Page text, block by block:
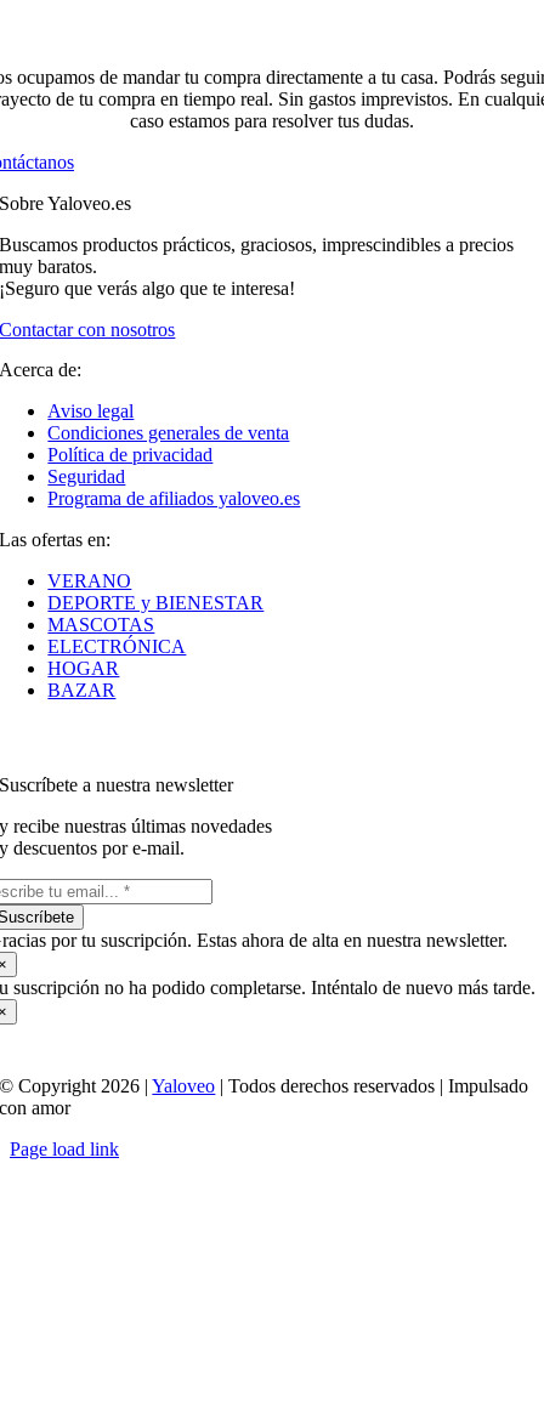
ocupamos de mandar tu compra directamente a tu casa. Podrás
de tu compra en tiempo real. Sin gastos imprevistos. En
caso estamos para resolver tus dudas.
Sobre Yaloveo.es
Buscamos productos prácticos, graciosos, imprescindibles a precios
muy baratos.
¡Seguro que verás algo que te interesa!
Contactar con nosotros
Acerca de:
Aviso legal
Condiciones generales de venta
Política de privacidad
Seguridad
Programa de afiliados yaloveo.es
Las ofertas en:
VERANO
DEPORTE y BIENESTAR
MASCOTAS
ELECTRÓNICA
HOGAR
BAZAR
Suscríbete a nuestra newsletter
y recibe nuestras últimas novedades
y descuentos por e-mail.
por tu suscripción. Estas ahora de alta en nuestra newsletter.
suscripción no ha podido completarse. Inténtalo de nuevo más tarde.
© Copyright 2026 |Yaloveo | Todos derechos reservados | Impulsado
con amor
Page load link